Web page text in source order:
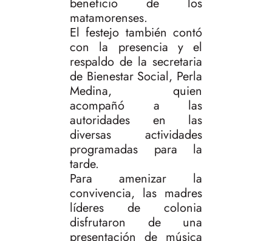
matamorenses.
El festejo también contó
con la presencia y el
respaldo de la secretaria
de Bienestar Social, Perla
Medina, quien
acompañó a las
autoridades en las
diversas actividades
programadas para la
tarde.
Para amenizar la
convivencia, las madres
líderes de colonia
disfrutaron de una
presentación de música